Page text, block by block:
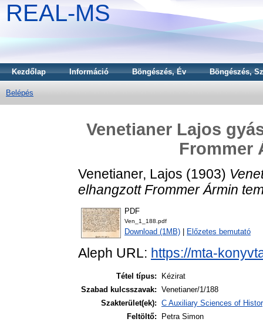
REAL-MS
Kezdőlap Információ Böngészés, Év Böngészés,
Belépés
Venetianer Lajos
Frommer
Venetianer, Lajos (1903)
elhangzott Frommer Ármin
PDF
Ven_1_188.pdf
Download (1MB) Előzetes bemutató
Aleph URL: https://mta-
Tétel típus:
Kézirat
Szabad kulcsszavak: Venetianer/1/188
Szakterület(ek): C Auxiliary Sciences of
Feltöltő:
Petra Simon